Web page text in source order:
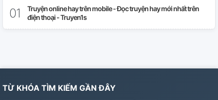
Truyện online hay trên mobile - Đọc truyện hay mới nhất trên
điện thoại - Truyen1s
TỪ KHÓA TÌM KIẾM GẦN ĐÂY